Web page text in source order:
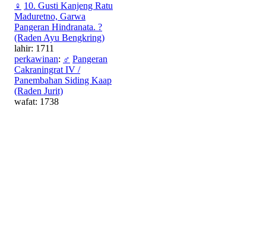
♀ 10. Gusti Kanjeng Ratu
Maduretno, Garwa
Pangeran Hindranata. ?
(Raden Ayu Bengkring)
lahir: 1711
perkawinan: ♂ Pangeran
Cakraningrat IV /
Panembahan Siding Kaap
(Raden Jurit)
wafat: 1738